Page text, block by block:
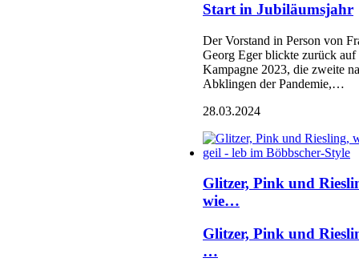
Start in Jubiläumsjahr
Der Vorstand in Person von
Georg Eger blickte zurück auf
Kampagne 2023, die zweite
Abklingen der Pandemie,…
28.03.2024
Glitzer, Pink und
wie…
Glitzer, Pink und
…